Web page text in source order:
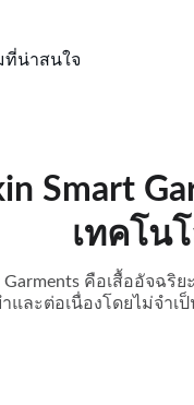
น่าสนใจ
Smart
เทคโน
Garments คือเสื้ออัจฉ
และต่อเนื่องโดยไม่จำ